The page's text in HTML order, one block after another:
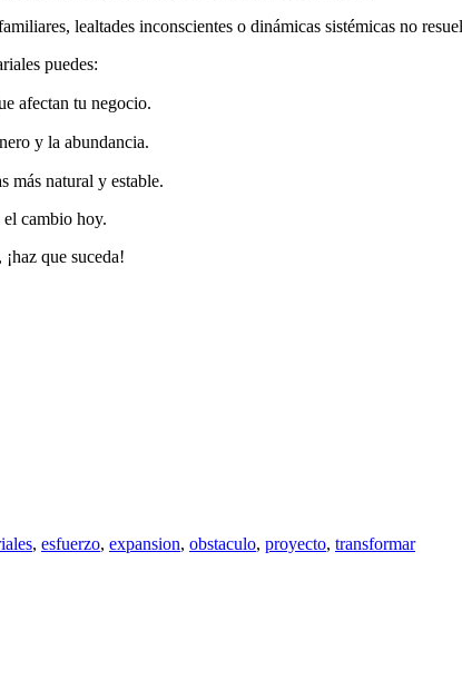
lealtades inconscientes o dinámicas sistémicas no
puedes:
afectan tu negocio.
y la abundancia.
más natural y estable.
cambio hoy.
que suceda!
, esfuerzo, expansion, obstaculo, proyecto, transformar